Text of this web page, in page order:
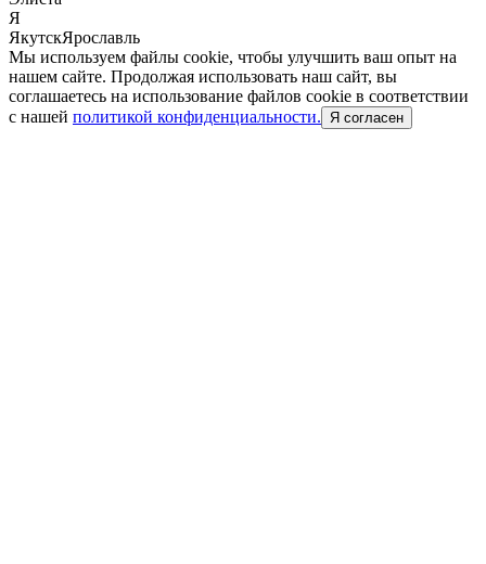
Я
ЯкутскЯрославль
Мы используем файлы cookie, чтобы улучшить ваш опыт на
нашем сайте. Продолжая использовать наш сайт, вы
соглашаетесь на использование файлов cookie в соответствии
с нашей политикой конфиденциальности. Я согласен